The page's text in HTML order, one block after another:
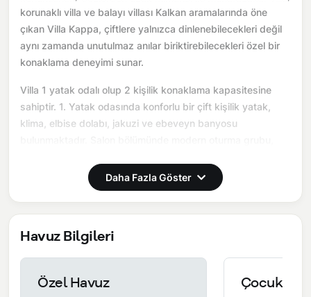
korunaklı villa ve balayı villası Kalkan aramalarında öne
çıkan Villa Kappa, çiftlere yalnızca dinlenebilecekleri değil
aynı zamanda unutulmaz anılar biriktirebilecekleri özel bir
konaklama deneyimi sunar.
Villa 1 yatak odalı olup 2 kişilik konaklama kapasitesine
sahiptir. 1. Yatak odasında konforlu bir çift kişilik yatak,
klima, elbise dolabı, jakuzi ve ebeveyn banyosu
almaktadır. Mutfakta buzdolabı, ocak, fırın, yemek takımları
ve temel mutfak ekipmanları eksiksiz şekilde
Burada sadece tatil değil, birlikte hatırlayabileceğiniz bir
Önemli Bilgiler: Villalarımızın bulunmuş olduğu bölgelerde
Daha Fazla Göster
Havuz Bilgileri
Özel Havuz Çocuk